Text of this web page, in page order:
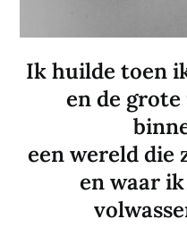
Ik huilde toen
en de
een wereld die
en waar